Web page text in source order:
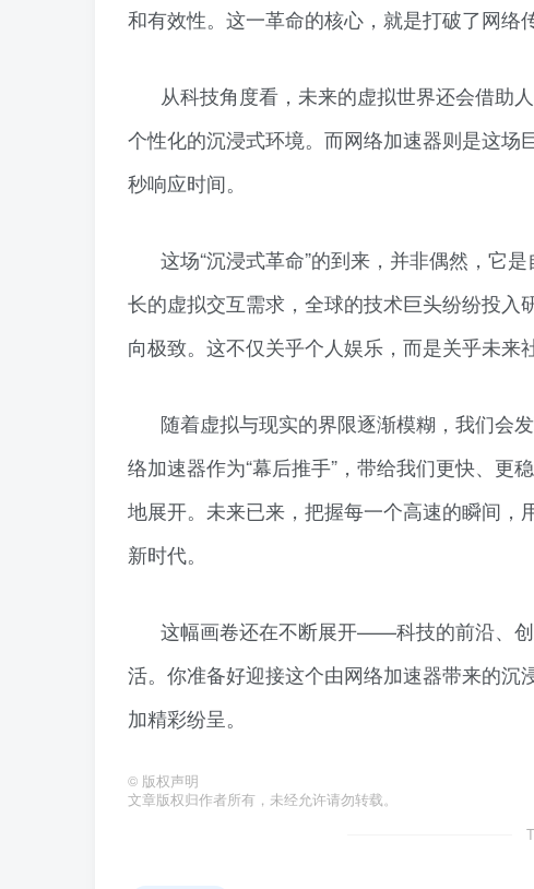
和有效性。这一革命的核心，就是打破了网络
从科技角度看，未来的虚拟世界还会借助
个性化的沉浸式环境。而网络加速器则是这
秒响应时间。
这场“沉浸式革命”的到来，并非偶然，它
长的虚拟交互需求，全球的技术巨头纷纷投
向极致。这不仅关乎个人娱乐，而是关乎未来
随着虚拟与现实的界限逐渐模糊，我们会
络加速器作为“幕后推手”，带给我们更快、更
地展开。未来已来，把握每一个高速的瞬间，
新时代。
这幅画卷还在不断展开——科技的前沿、
活。你准备好迎接这个由网络加速器带来的
加精彩纷呈。
© 版权声明
文章版权归作者所有，未经允许请勿转载。